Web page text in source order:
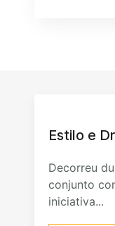
Estilo e
Decorreu
conjunto
iniciativa...